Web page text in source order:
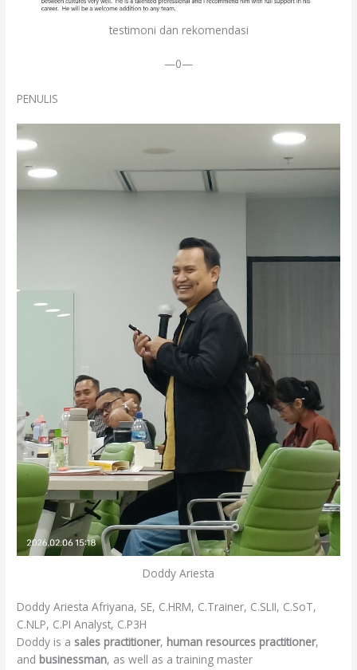
testimoni dan rekomendasi
—0—
PENULIS
Doddy Ariesta
Doddy Ariesta Afriyana, SE, C.HRM, C.Trainer, C.SLII, C.SoT,
C.NLP, C.PI Analyst, C.P3H
Doddy is a sales practitioner, human resources practitioner,
and businessman, as well as a training master